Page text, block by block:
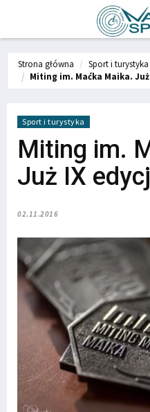
Strona główna
Sport i turystyka
Miting im. Maćka Maika.
Sport i turystyka
Miting im.
Już IX
02.11.2016